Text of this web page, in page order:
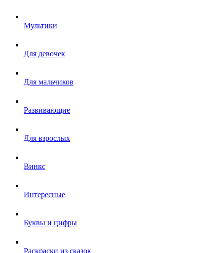
Мультики
Для девочек
Для мальчиков
Развивающие
Для взрослых
Винкс
Интересные
Буквы и цифры
Раскраски из сказок